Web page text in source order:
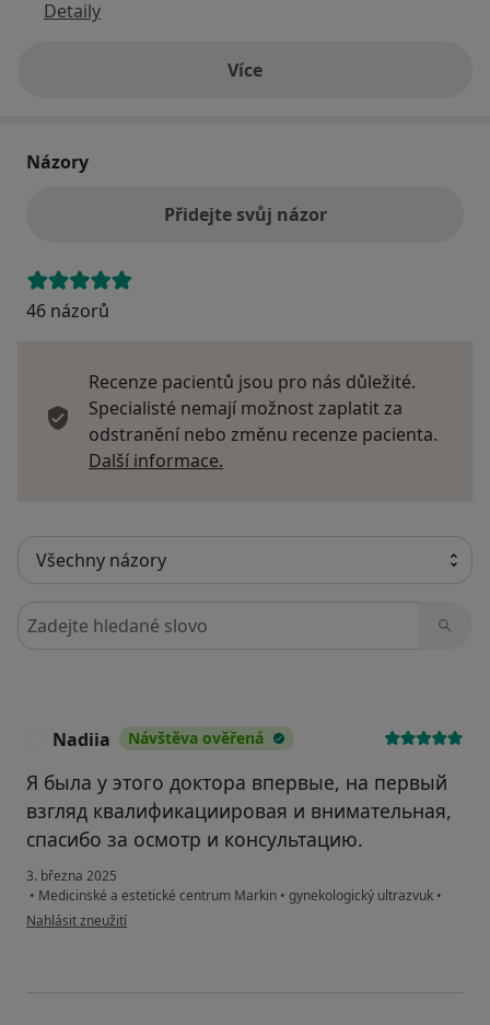
Detaily
Víceo adrese
Názory
Přidejte svůj názor
46 názorů
Recenze pacientů jsou pro nás důležité.
Specialisté nemají možnost zaplatit za
odstranění nebo změnu recenze pacienta.
Další informace.
Hledejte v názorech
Nadiia Návštěva ověřená
Я была у этого доктора впервые, на первый
взгляд квалификациировая и внимательная,
спасибо за осмотр и консультацию.
3. března 2025
• Medicinské a estetické centrum Markin • gynekologický ultrazvuk •
podle názoru uživatele Nadiia
Nahlásit zneužití